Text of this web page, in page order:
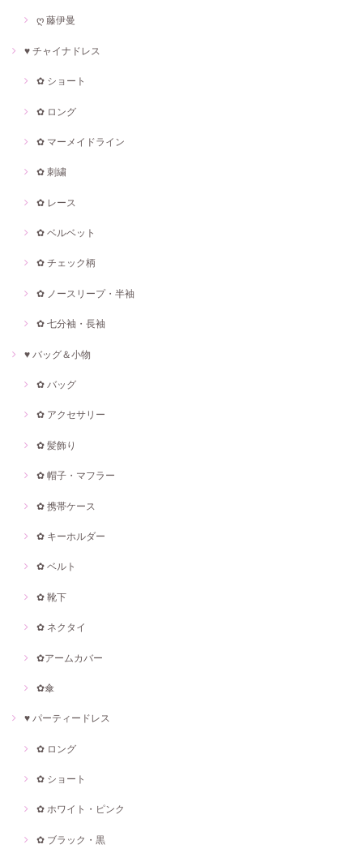
ღ 藤伊曼
♥ チャイナドレス
✿ ショート
✿ ロング
✿ マーメイドライン
✿ 刺繍
✿ レース
✿ ベルベット
✿ チェック柄
✿ ノースリープ・半袖
✿ 七分袖・長袖
♥ バッグ＆小物
✿ バッグ
✿ アクセサリー
✿ 髪飾り
✿ 帽子・マフラー
✿ 携帯ケース
✿ キーホルダー
✿ ベルト
✿ 靴下
✿ ネクタイ
✿アームカバー
✿傘
♥ パーティードレス
✿ ロング
✿ ショート
✿ ホワイト・ピンク
✿ ブラック・黒